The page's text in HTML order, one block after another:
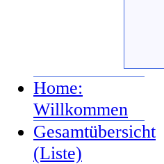
Home:
Willkommen
Gesamtübersicht
(Liste)